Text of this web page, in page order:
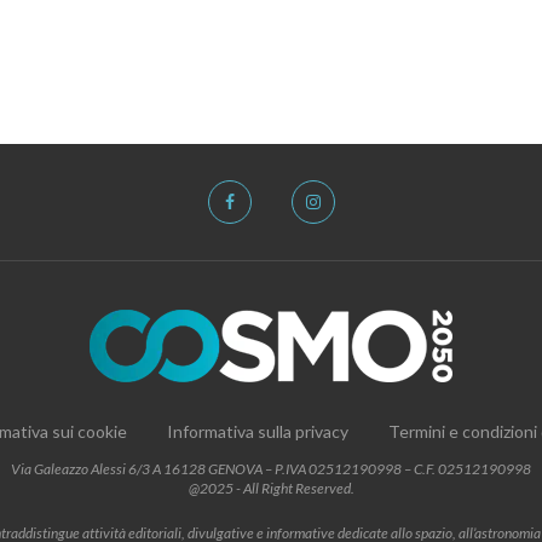
sui cookie Informativa sulla privacy Termini e condizioni
Via Galeazzo Alessi 6/3 A 16128 GENOVA – P.IVA 02512190998 – C.F. 02512190998
@2025 - All Right Reserved.
attività editoriali, divulgative e informative dedicate allo spazio,